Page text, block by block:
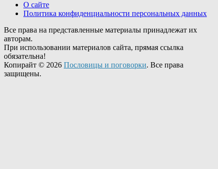
О сайте
Политика конфиденциальности персональных данных
Все права на представленные материалы принадлежат их
авторам.
При использовании материалов сайта, прямая ссылка
обязательна!
Копирайт © 2026 Пословицы и поговорки. Все права
защищены.